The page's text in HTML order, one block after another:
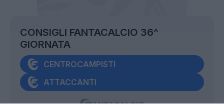
CONSIGLI FANTACALCIO 36^
GIORNATA
CENTROCAMPISTI
ATTACCANTI